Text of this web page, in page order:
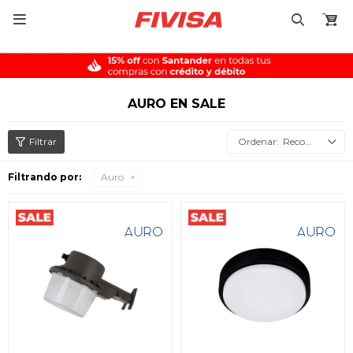

AURO EN SALE
Recomendados
Filtrando por: Auro